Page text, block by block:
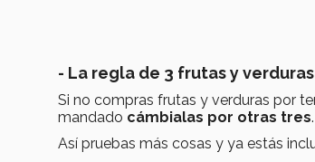
- La regla de 3 frutas y verduras
Si no compras frutas y verduras por
mandado cámbialas por otras tres.
Así pruebas más cosas y ya estás